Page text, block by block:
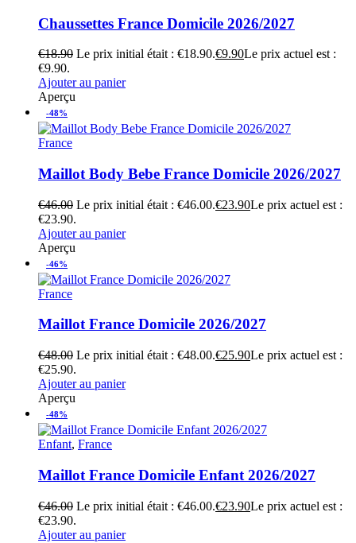
Chaussettes France Domicile 2026/2027
€18.90 Le prix initial était : €18.90.€9.90Le prix actuel est :
€9.90.
Ajouter au panier
Aperçu
-48%
France
Maillot Body Bebe France Domicile 2026/2027
€46.00 Le prix initial était : €46.00.€23.90Le prix actuel est :
€23.90.
Ajouter au panier
Aperçu
-46%
France
Maillot France Domicile 2026/2027
€48.00 Le prix initial était : €48.00.€25.90Le prix actuel est :
€25.90.
Ajouter au panier
Aperçu
-48%
Enfant, France
Maillot France Domicile Enfant 2026/2027
€46.00 Le prix initial était : €46.00.€23.90Le prix actuel est :
€23.90.
Ajouter au panier